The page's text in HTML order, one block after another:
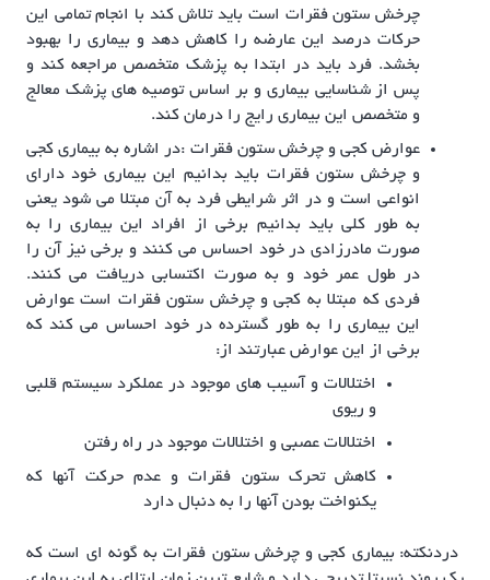
چرخش ستون فقرات است باید تلاش کند با انجام تمامی این
حرکات درصد این عارضه را کاهش دهد و بیماری را بهبود
بخشد. فرد باید در ابتدا به پزشک متخصص مراجعه کند و
پس از شناسایی بیماری و بر اساس توصیه های پزشک معالج
و متخصص این بیماری رایج را درمان کند.
عوارض کجی و چرخش ستون فقرات :در اشاره به بیماری کجی
و چرخش ستون فقرات باید بدانیم این بیماری خود دارای
انواعی است و در اثر شرایطی فرد به آن مبتلا می شود یعنی
به طور کلی باید بدانیم برخی از افراد این بیماری را به
صورت مادرزادی در خود احساس می کنند و برخی نیز آن را
در طول عمر خود و به صورت اکتسابی دریافت می کنند.
فردی که مبتلا به کجی و چرخش ستون فقرات است عوارض
این بیماری را به طور گسترده در خود احساس می کند که
برخی از این عوارض عبارتند از:
اختلالات و آسیب های موجود در عملکرد سیستم قلبی
و ریوی
اختلالات عصبی و اختلالات موجود در راه رفتن
کاهش تحرک ستون فقرات و عدم حرکت آنها که
یکنواخت بودن آنها را به دنبال دارد
دردنکته: بیماری کجی و چرخش ستون فقرات به گونه ای است که